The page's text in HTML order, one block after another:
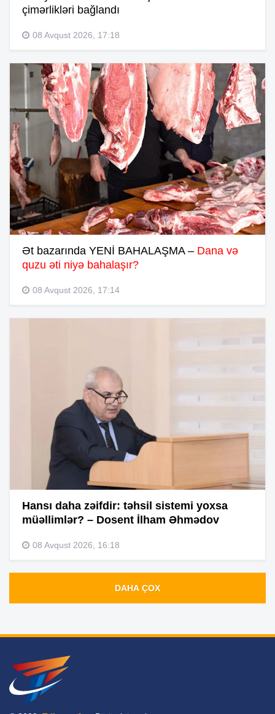
çimərlikləri bağlandı
08 Avqust 2026, 17:18
Ət bazarında YENİ BAHALAŞMA – Dana və
quzu əti niyə bahalaşır?
08 Avqust 2026, 17:14
Hansı daha zəifdir: təhsil sistemi yoxsa
müəllimlər? – Dosent İlham Əhmədov
08 Avqust 2026, 16:18
DAHA ÇOX